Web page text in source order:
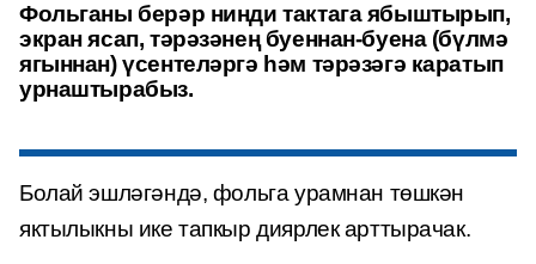
Фольганы берәр нинди тактага ябыштырып,
экран ясап, тәрәзәнең буеннан-буена (бүлмә
ягыннан) үсентеләргә һәм тәрәзәгә каратып
урнаштырабыз.
Болай эшләгәндә, фольга урамнан төшкән
яктылыкны ике тапкыр диярлек арттырачак.